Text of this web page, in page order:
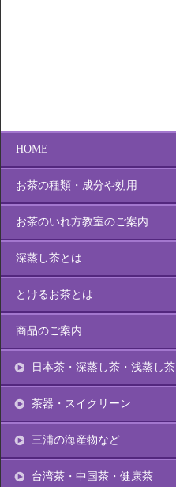
HOME
お茶の種類・成分や効用
お茶のいれ方教室のご案内
深蒸し茶とは
とけるお茶とは
商品のご案内
日本茶・深蒸し茶・浅蒸し茶
茶器・スイクリーン
三浦の海産物など
台湾茶・中国茶・健康茶